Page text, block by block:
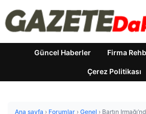
Güncel Haberler Firma
Çerez Politikası
Ana sayfa › Forumlar › Genel › Bartın